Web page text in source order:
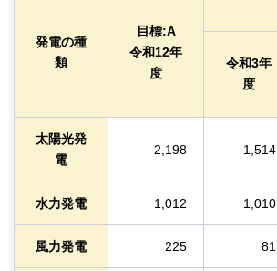
発電の種
類
目標:A
令和12年
度
令和3年
度
太陽光発
電
2,198 1,514
水力発電 1,012 1,010
風力発電 225 81